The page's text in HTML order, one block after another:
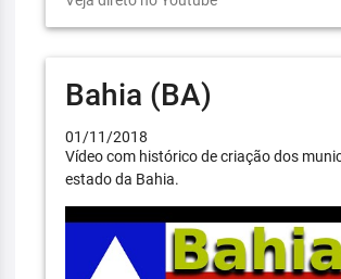
Bahia (BA)
01/11/2018
Vídeo com histórico de criação dos
estado da Bahia.